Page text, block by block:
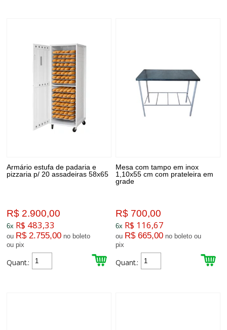
Armário estufa de padaria e
pizzaria p/ 20 assadeiras 58x65
R$ 2.900,00
6x R$ 483,33
ou R$ 2.755,00 no boleto
ou pix
Quant.:
Mesa com tampo em inox
1,10x55 cm com prateleira em
grade
R$ 700,00
6x R$ 116,67
ou R$ 665,00 no boleto ou
pix
Quant.: